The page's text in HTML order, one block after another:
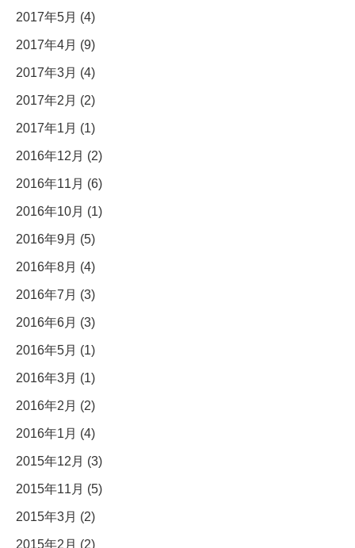
2017年5月 (4)
2017年4月 (9)
2017年3月 (4)
2017年2月 (2)
2017年1月 (1)
2016年12月 (2)
2016年11月 (6)
2016年10月 (1)
2016年9月 (5)
2016年8月 (4)
2016年7月 (3)
2016年6月 (3)
2016年5月 (1)
2016年3月 (1)
2016年2月 (2)
2016年1月 (4)
2015年12月 (3)
2015年11月 (5)
2015年3月 (2)
2015年2月 (2)